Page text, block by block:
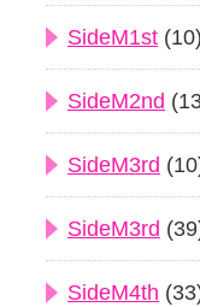
SideM1st (10)
SideM2nd
SideM3rd
SideM3rd
SideM4th